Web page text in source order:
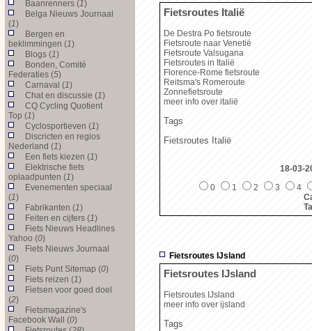
Baanrenners (1)
Belga Nieuws Journaal
(1)
Bergen en
beklimmingen (1)
Blogs (1)
Bonden, Comité
Federaties (5)
Carnaval (1)
Chat en discussie (1)
CQ Cycling Quotient
Top (1)
Cyclosportieven (1)
Discricten en regios
Nederland (1)
Een fiets kiezen (1)
Elektrische fiets
oplaadpunten (1)
Evenementen speciaal
(1)
Fabrikanten (1)
Feiten en cijfers (1)
Fiets Nieuws Headlines
Yahoo (0)
Fiets Nieuws Journaal
(0)
Fiets Punt Sitemap (0)
Fiets reizen (1)
Fietsen voor goed doel
(2)
Fietsmagazine's
Facebook Wall (0)
Fietsroutes Italië
De Destra Po fietsroute
Fietsroute naar Venetië
Fietsroute Valsugana
Fietsroutes in Italië
Florence-Rome fietsroute
Reitsma's Romeroute
Zonnefietsroute
meer info over italië
Tags
Fietsroutes Italië
18-03-
0
1 2 3
4
Fietsroutes IJsland
Fietsroutes IJsland
Fietsroutes IJsland
meer info over ijsland
Tags